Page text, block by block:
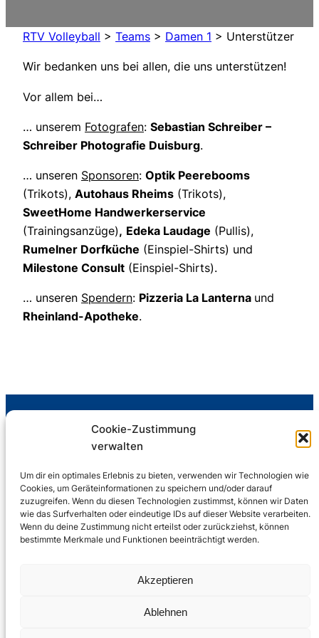
Cookie-Zustimmung
verwalten
Um dir ein optimales Erlebnis zu bieten, verwenden wir Technologien wie
Cookies, um Geräteinformationen zu speichern und/oder darauf
zuzugreifen. Wenn du diesen Technologien zustimmst, können wir Daten
wie das Surfverhalten oder eindeutige IDs auf dieser Website verarbeiten.
Wenn du deine Zustimmung nicht erteilst oder zurückziehst, können
bestimmte Merkmale und Funktionen beeinträchtigt werden.
Akzeptieren
Ablehnen
RTV Volleyball > Teams > Damen 1 > Unterstützer
Wir bedanken uns bei allen, die uns unterstützen!
Vor allem bei…
… unserem Fotografen: Sebastian Schreiber –
Schreiber Photografie Duisburg.
… unseren Sponsoren: Optik Peerebooms
(Trikots), Autohaus Rheims (Trikots),
SweetHome Handwerkerservice
(Trainingsanzüge), Edeka Laudage (Pullis),
Rumelner Dorfküche (Einspiel-Shirts) und
Milestone Consult (Einspiel-Shirts).
… unseren Spendern: Pizzeria La Lanterna und
Rheinland-Apotheke.
Rumelner Turnverein „Gut Heil“ 1900 e. V.
Abteilung Volleyball
Anschrift
Rumelner TV